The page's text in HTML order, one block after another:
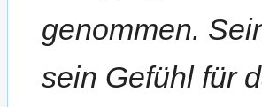
genommen.
sein Gefühl für